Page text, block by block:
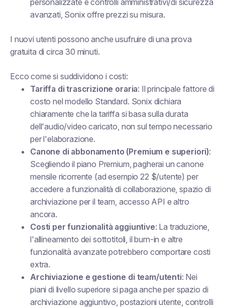
personalizzate e controlli amministrativi/di sicurezza
avanzati, Sonix offre prezzi su misura.
I nuovi utenti possono anche usufruire di una prova
gratuita di circa 30 minuti.
Ecco come si suddividono i costi:
Tariffa di trascrizione oraria: Il principale fattore di
costo nel modello Standard. Sonix dichiara
chiaramente che la tariffa si basa sulla durata
dell'audio/video caricato, non sul tempo necessario
per l'elaborazione.
Canone di abbonamento (Premium e superiori):
Scegliendo il piano Premium, pagherai un canone
mensile ricorrente (ad esempio 22 $/utente) per
accedere a funzionalità di collaborazione, spazio di
archiviazione per il team, accesso API e altro
ancora.
Costi per funzionalità aggiuntive: La traduzione,
l'allineamento dei sottotitoli, il burn-in e altre
funzionalità avanzate potrebbero comportare costi
extra.
Archiviazione e gestione di team/utenti: Nei
piani di livello superiore si paga anche per spazio di
archiviazione aggiuntivo, postazioni utente, controlli